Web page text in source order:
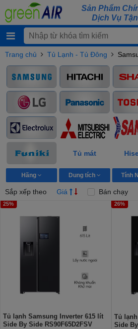
Sản Phẩm
Dịch Vụ
Trang chủ Tủ Lạnh - Tủ Đông
Tủ mát
Hãng Dung tích Tính
Sắp xếp theo Giá Bán chạy
25%
Tủ lạnh Samsung Inverter 615 lít
Side By Side RS90F65D2FSV
26%
Tủ
Side